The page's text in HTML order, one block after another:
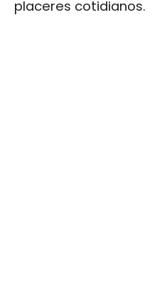
placeres cotidianos.